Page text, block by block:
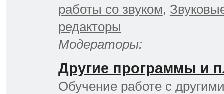
работы со звуком,
редакторы
Модераторы:
Другие программы и
Обучение работе с